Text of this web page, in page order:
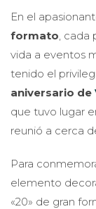
En el
formato ,
vida a eventos
tenido el
aniversario de
que tuvo lugar
reunió a cerca
Para
elemento
«20» de gran